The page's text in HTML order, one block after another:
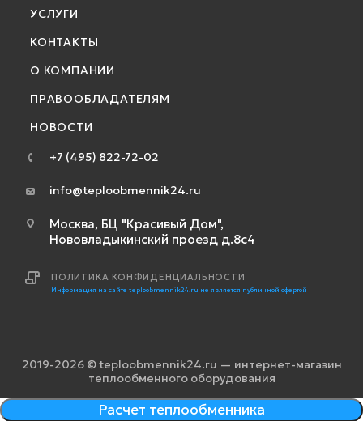
УСЛУГИ
КОНТАКТЫ
О КОМПАНИИ
ПРАВООБЛАДАТЕЛЯМ
НОВОСТИ
+7 (495) 822-72-02
info@teploobmennik24.ru
Москва, БЦ "Красивый Дом",
Нововладыкинский проезд д.8с4
ПОЛИТИКА КОНФИДЕНЦИАЛЬНОСТИ
Информация на сайте teploobmennik24.ru не является публичной офертой
2019-2026 © teploobmennik24.ru — интернет-магазин
теплообменного оборудования
Расчет теплообменника